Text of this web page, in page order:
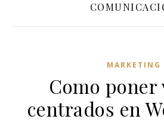
MARKETING
Como poner
centrados en